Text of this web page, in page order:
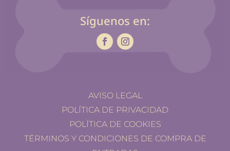
Síguenos en:
AVISO LEGAL
POLÍTICA DE PRIVACIDAD
POLÍTICA DE COOKIES
TÉRMINOS Y CONDICIONES DE COMPRA DE